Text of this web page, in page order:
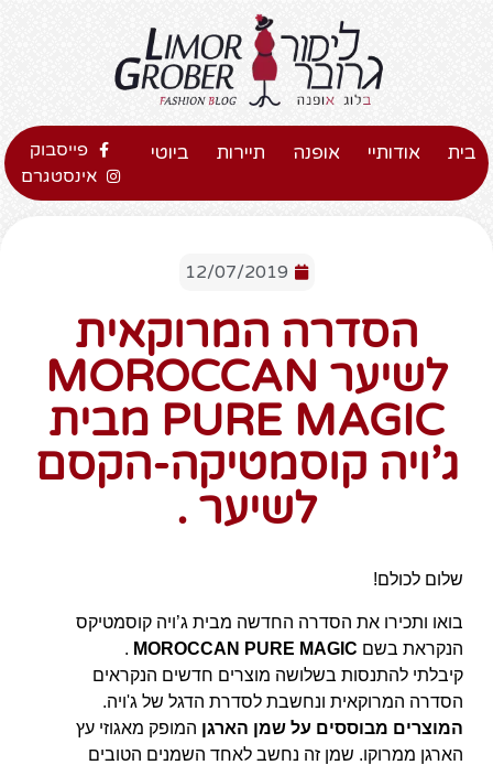
בית אודותיי אופנה תיירות ביוטי
פייסבוק
אינסטגרם
12/07/2019
הסדרה המרוקאית
לשיער MOROCCAN
PURE MAGIC מבית
ג’ויה קוסמטיקה-הקסם
לשיער .
שלום לכולם!
בואו ותכירו את הסדרה החדשה מבית ג’ויה קוסמטיקס
הנקראת בשם MOROCCAN PURE MAGIC
.
קיבלתי להתנסות בשלושה מוצרים חדשים הנקראים
הסדרה המרוקאית ונחשבת לסדרת הדגל של ג'ויה.
המוצרים מבוססים על שמן הארגן המופק מאגוזי עץ
הארגן ממרוקו. שמן זה נחשב לאחד השמנים הטובים